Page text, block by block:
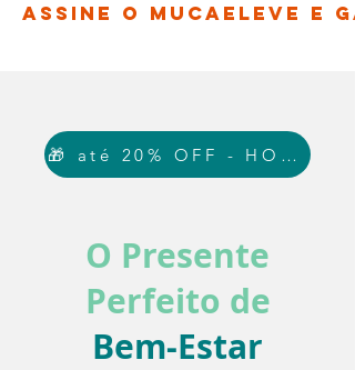
Assine o MucaEleve e
🎁 até 20% OFF - HOJE!
O Presente
Perfeito de
Bem-Estar